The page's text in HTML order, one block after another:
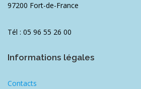
97200 Fort-de-France
Tél : 05 96 55 26 00
Informations légales
Contacts